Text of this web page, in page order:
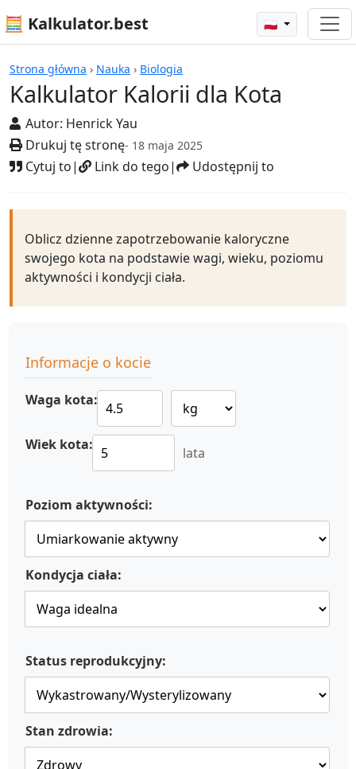
🧮 Kalkulator.best 🇵🇱
Strona główna › Nauka › Biologia
Kalkulator Kalorii dla Kota
Autor: Henrick Yau
Drukuj tę stronę- 18 maja 2025
Cytuj to| Link do tego| Udostępnij to
Kalkulatory
Oblicz dzienne zapotrzebowanie kaloryczne
swojego kota na podstawie wagi, wieku, poziomu
aktywności i kondycji ciała.
Informacje o kocie
Waga kota:
Wiek kota: lata
Poziom aktywności:
Kondycja ciała:
Status reprodukcyjny:
Stan zdrowia: